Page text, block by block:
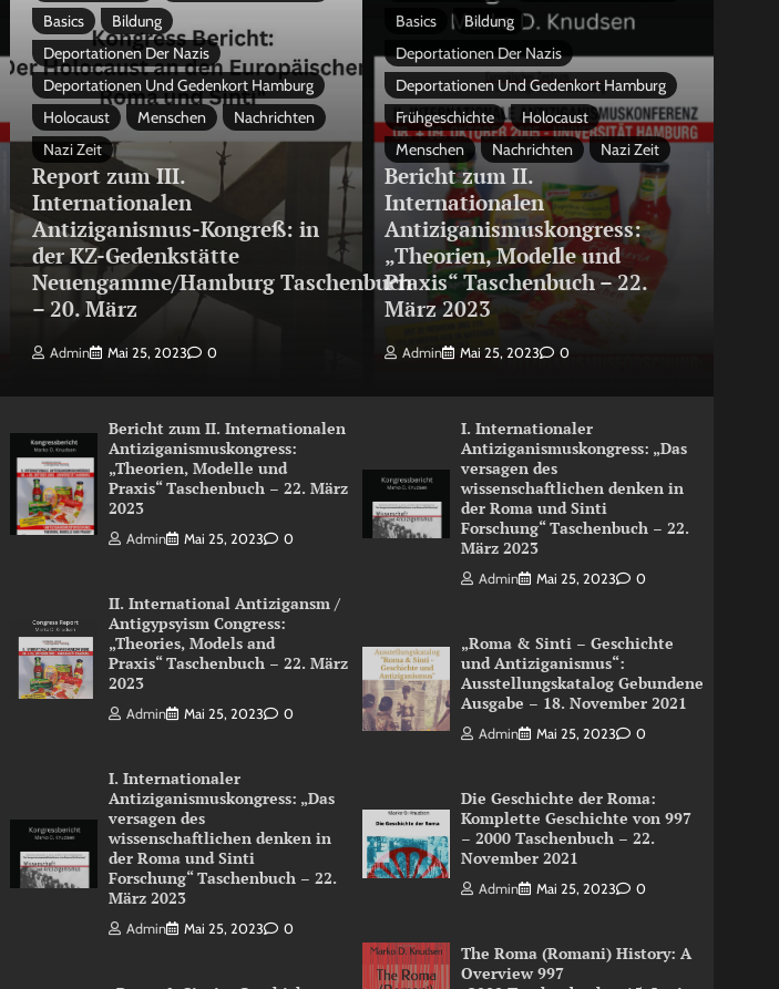
Basics
Bildung
Deportationen Der Nazis
Deportationen Und Gedenkort Hamburg
Holocaust
Menschen
Nachrichten
Nazi Zeit
Report zum III.
Internationalen
Antiziganismus-Kongreß: in
der KZ-Gedenkstätte
Neuengamme/Hamburg Taschenbuch
– 20. März
Admin Mai 25, 2023 0
Bericht zum II. Internationalen
Antiziganismuskongress:
„Theorien, Modelle und
Praxis“ Taschenbuch – 22. März
2023
Admin Mai 25, 2023 0
II. International Antizigansm /
Antigypsyism Congress:
„Theories, Models and
Praxis“ Taschenbuch – 22. März
2023
Admin Mai 25, 2023 0
I. Internationaler
Antiziganismuskongress: „Das
versagen des
wissenschaftlichen denken in
der Roma und Sinti
Forschung“ Taschenbuch – 22.
März 2023
Admin Mai 25, 2023 0
Basics
Bildung
Deportationen Der Nazis
Deportationen Und Gedenkort Hamburg
Frühgeschichte
Holocaust
Menschen
Nachrichten Nazi Zeit
Bericht zum II.
Internationalen
Antiziganismuskongress:
„Theorien, Modelle und
Praxis“ Taschenbuch – 22.
März 2023
Admin Mai 25, 2023 0
I. Internationaler
Antiziganismuskongress: „Das
versagen des
wissenschaftlichen denken in
der Roma und Sinti
Forschung“ Taschenbuch – 22.
März 2023
Admin Mai 25, 2023 0
„Roma & Sinti – Geschichte
und Antiziganismus“:
Ausstellungskatalog Gebundene
Ausgabe – 18. November 2021
Admin Mai 25, 2023 0
Die Geschichte der Roma:
Komplette Geschichte von 997
– 2000 Taschenbuch – 22.
November 2021
Admin Mai 25, 2023 0
The Roma (Romani) History: A
Overview 997